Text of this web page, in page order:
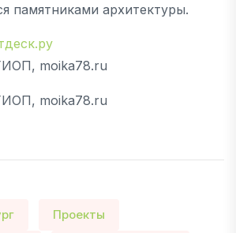
памятниками архитектуры.
Проекты